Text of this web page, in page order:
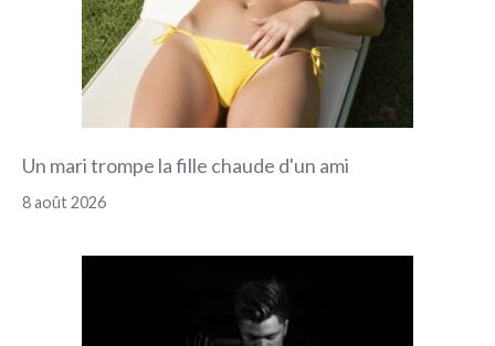
Un mari trompe la fille chaude d'un ami
8 août 2026